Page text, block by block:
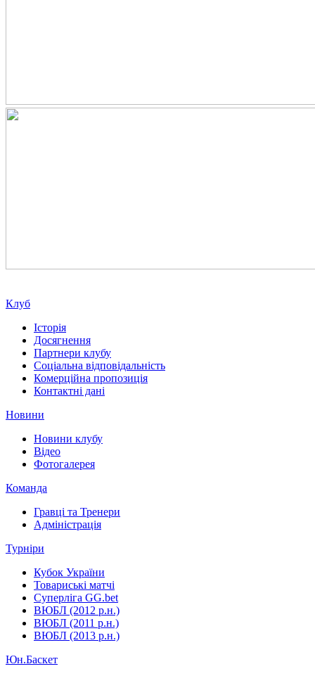
Клуб
Історія
Досягнення
Партнери клубу
Соціальна відповідальність
Комерційна пропозиція
Контактні дані
Новини
Новини клубу
Відео
Фотогалерея
Команда
Гравці та Тренери
Адміністрація
Турніри
Кубок України
Товариські матчі
Суперліга GG.bet
ВЮБЛ (2012 р.н.)
ВЮБЛ (2011 р.н.)
ВЮБЛ (2013 р.н.)
Юн.Баскет